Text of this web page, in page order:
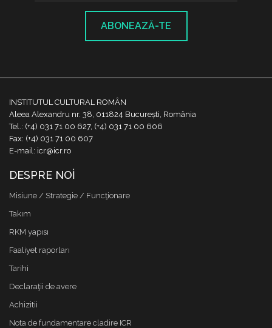
ABONEAZĂ-TE
INSTITUTUL CULTURAL ROMÂN
Aleea Alexandru nr. 38, 011824 București, România
Tel.: (+4) 031 71 00 627, (+4) 031 71 00 606
Fax: (+4) 031 71 00 607
E-mail: icr@icr.ro
DESPRE NOI
Misiune / Strategie / Funcţionare
Takım
RKM yapısı
Faaliyet raporları
Tarihi
Declaraţii de avere
Achizitii
Nota de fundamentare cladire ICR